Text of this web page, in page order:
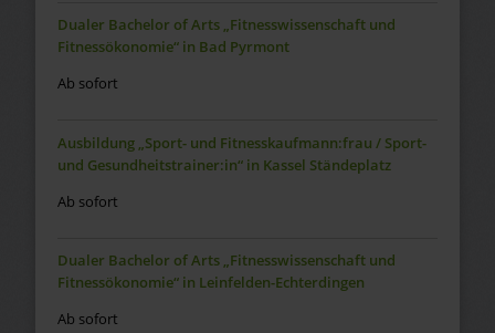
Dualer Bachelor of Arts „Fitnesswissenschaft und
Fitnessökonomie“ in Bad Pyrmont
Ab sofort
Ausbildung „Sport- und Fitnesskaufmann:frau / Sport-
und Gesundheitstrainer:in“ in Kassel Ständeplatz
Ab sofort
Dualer Bachelor of Arts „Fitnesswissenschaft und
Fitnessökonomie“ in Leinfelden-Echterdingen
Ab sofort